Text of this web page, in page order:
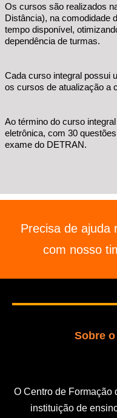
Os cursos são realizados
Distância), na comodidade
tempo disponível,
dependência de turmas.
Cada curso integral possui
os cursos de atualização a
Ao término do curso
eletrônica, com 30
exame do DETRAN.
Precisa de ajuda
com nosso
Sobre o
O Centro de Formação
instituição de